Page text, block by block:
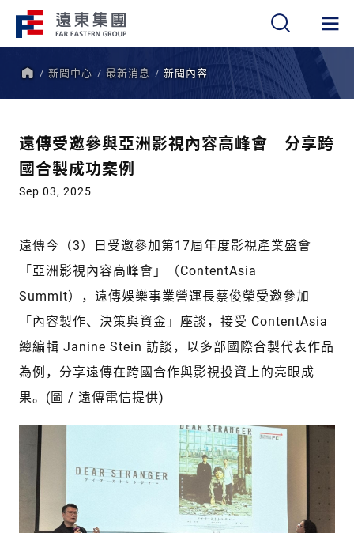
新聞中心 最新消息 新聞內容
遠傳受邀參與亞洲影視內容高峰會 分享跨
國合製成功案例
Sep 03, 2025
遠傳今（3）日受邀參加第17屆年度影視產業盛會
「亞洲影視內容高峰會」（ContentAsia
Summit），遠傳娛樂事業營運長蔡俊榮受邀參加
「內容製作、決策與資金」座談，接受 ContentAsia
總編輯 Janine Stein 訪談，以多部國際合製代表作品
為例，分享遠傳在跨國合作與影視投資上的亮眼成
果。(圖 / 遠傳電信提供)